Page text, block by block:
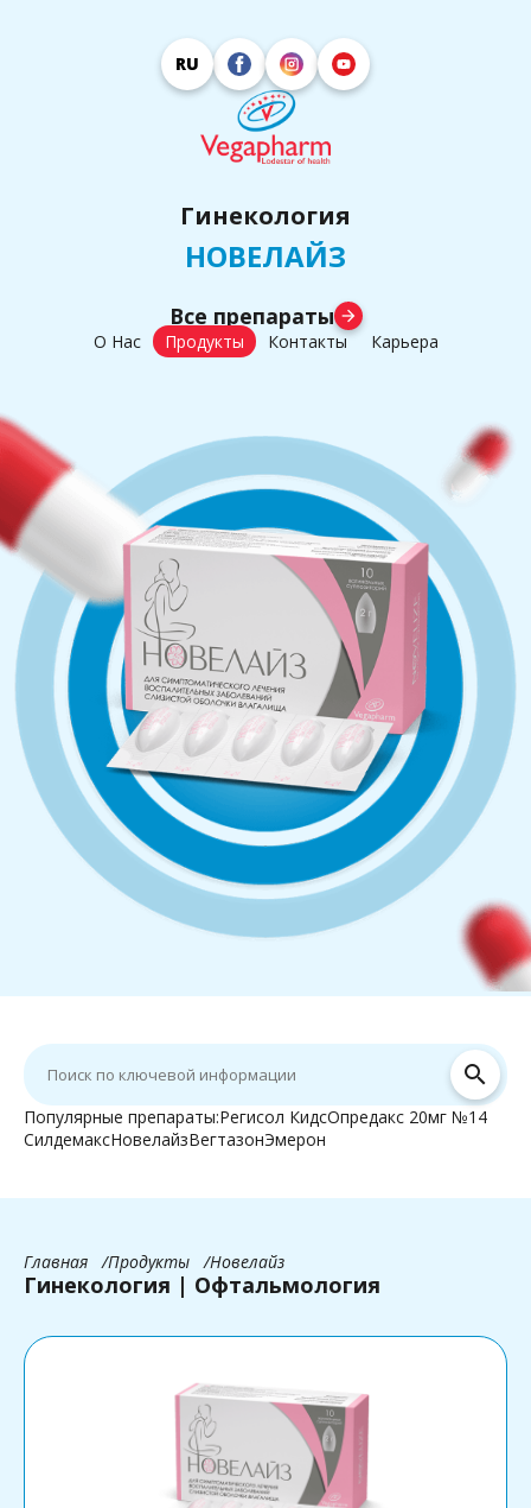
RU
Гинекология
НОВЕЛАЙЗ
Все препараты arrow_forward
О Нас Продукты Контакты Карьера
search
Популярные препараты:Регисол КидсОпредакс 20мг №14
СилдемаксНовелайзВегтазонЭмерон
Гинекология | Офтальмология
Главная Продукты Новелайз